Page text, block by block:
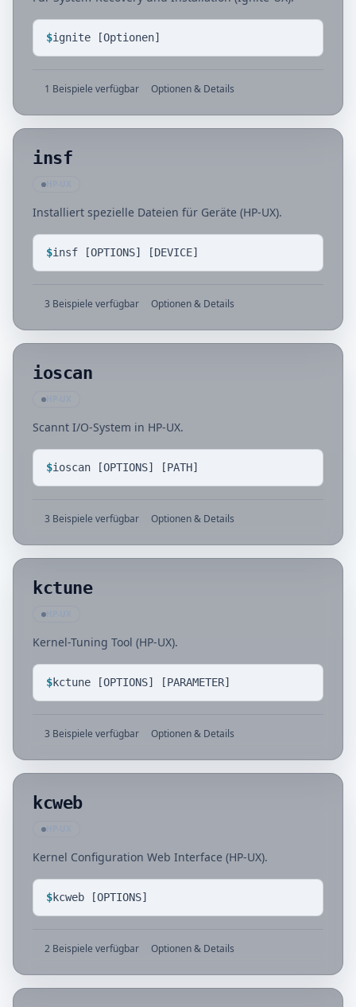
$ignite [Optionen]
1 Beispiele verfügbar Optionen & Details
insf
Installiert spezielle Dateien für Geräte (HP-UX).
$insf [OPTIONS] [DEVICE]
3 Beispiele verfügbar Optionen & Details
ioscan
Scannt I/O-System in HP-UX.
$ioscan [OPTIONS] [PATH]
3 Beispiele verfügbar Optionen & Details
kctune
Kernel-Tuning Tool (HP-UX).
$kctune [OPTIONS] [PARAMETER]
3 Beispiele verfügbar Optionen & Details
kcweb
Kernel Configuration Web Interface (HP-UX).
$kcweb [OPTIONS]
2 Beispiele verfügbar Optionen & Details